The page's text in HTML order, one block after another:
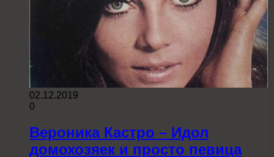
02.12.2019
0
Вероника Кастро – Идол
домохозяек и просто певица